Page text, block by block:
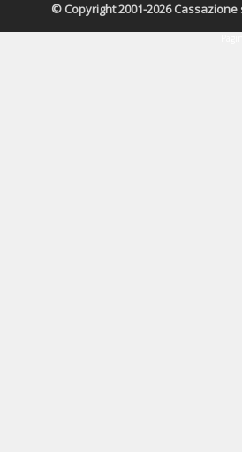
© Copyright 2001-2026 Cassazione